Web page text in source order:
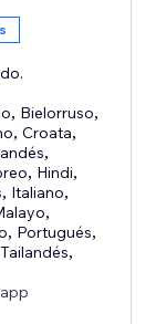
, Bielorruso,
,Croata,
,
, Hindi,
, Italiano,
,
, Portugués,
Tailandés,